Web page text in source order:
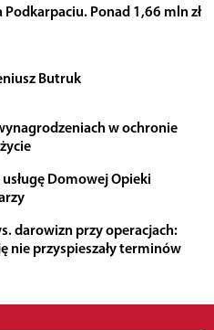
Ponad 1,66 mln zł
Butruk
w ochronie
Domowej Opieki
darowizn przy operacjach:
nie przyspieszały terminów